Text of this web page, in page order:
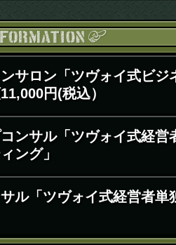
サロン「ツヴォイ式ビジ
円(税込）
ンサル「ツヴォイ式経営
ング」
ル「ツヴォイ式経営者単